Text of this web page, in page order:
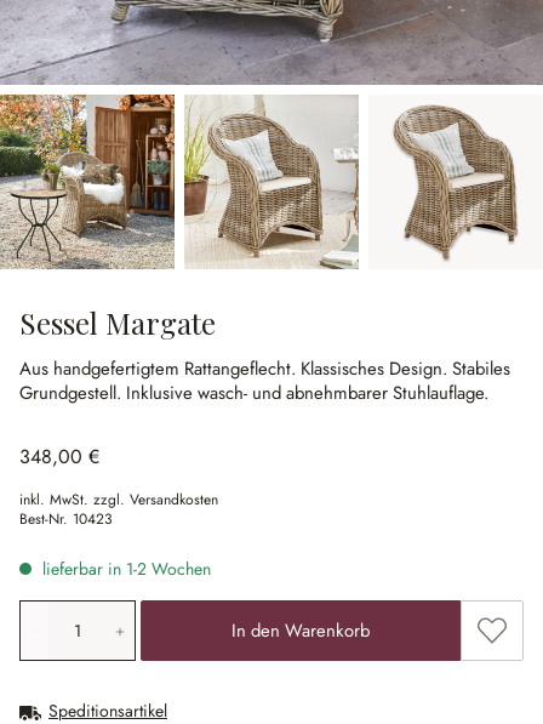
Sessel Margate
Aus handgefertigtem Rattangeflecht. Klassisches Design. Stabiles
Grundgestell. Inklusive wasch- und abnehmbarer Stuhlauflage.
348,00 €
inkl. MwSt. zzgl. Versandkosten
Best-Nr. 10423
lieferbar in 1-2 Wochen
Produkt Anzahl: Gib den gewünschten Wert ein oder
In den Warenkorb Zum
Speditionsartikel